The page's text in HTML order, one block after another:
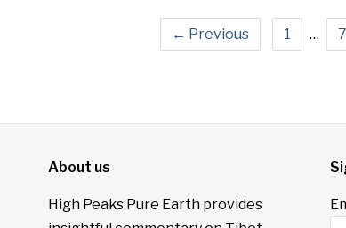
← Previous 1 … 7
About us
High Peaks Pure Earth provides